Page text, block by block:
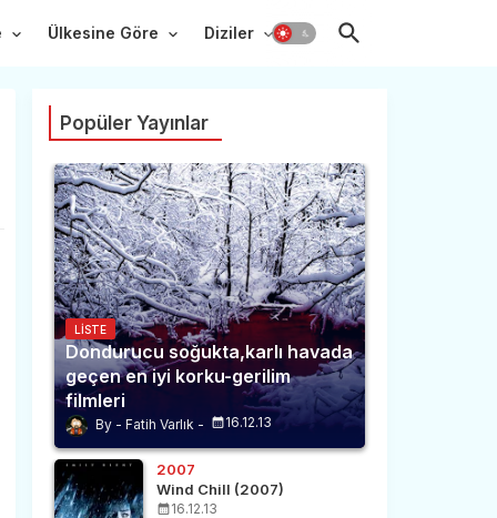
Ülkesine Göre Diziler
Popüler Yayınlar
LISTE
Dondurucu soğukta,karlı havada
geçen en iyi korku-gerilim
filmleri
Fatih Varlık 16.12.13
2007
Wind Chill (2007)
16.12.13